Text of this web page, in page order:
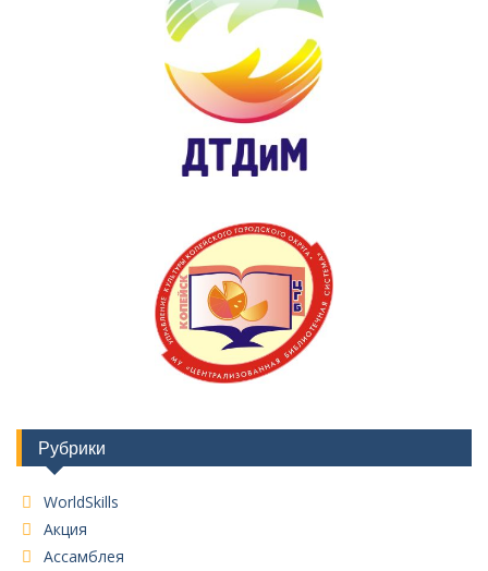
Рубрики
WorldSkills
Акция
Ассамблея